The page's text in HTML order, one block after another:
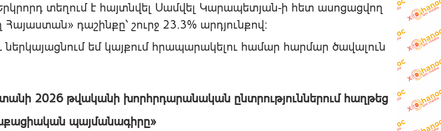
տեղում է հայտնվել Սամվել Կարապետյան-ի հետ ասոցացվող
Հայաստան» դաշինքը՝ շուրջ 23.3% արդյունքով։
եմ կայքում հրապարակելու համար հարմար ծավալուն
2026 թվականի խորհրդարանական ընտրություններում հաղթեց
պայմանագիրը»